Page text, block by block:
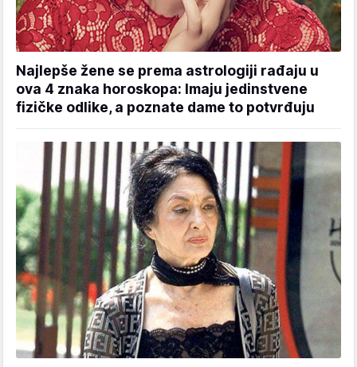
Najlepše žene se prema astrologiji rađaju u
ova 4 znaka horoskopa: Imaju jedinstvene
fizičke odlike, a poznate dame to potvrđuju